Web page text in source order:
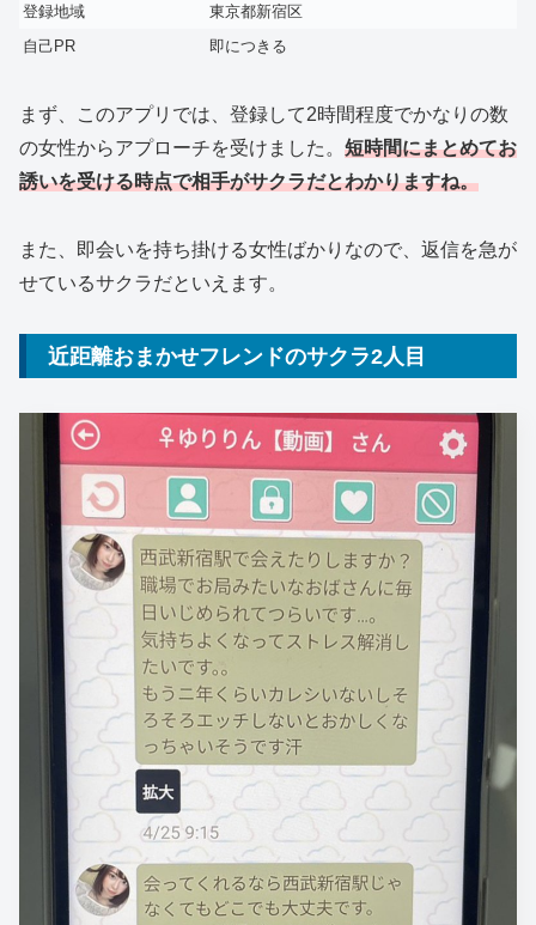
登録地域
東京都新宿区
自己PR
即につきる
まず、このアプリでは、登録して2時間程度でかなりの数
の女性からアプローチを受けました。 短時間にまとめてお
誘いを受ける時点で相手がサクラだとわかりますね。
また、即会いを持ち掛ける女性ばかりなので、返信を急が
せているサクラだといえます。
近距離おまかせフレンドのサクラ2人目